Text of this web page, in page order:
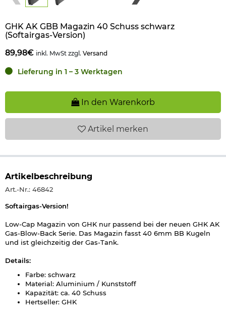
GHK AK GBB Magazin 40 Schuss schwarz
(Softairgas-Version)
89,98€ inkl. MwSt zzgl. Versand
Lieferung in 1 – 3 Werktagen
In den Warenkorb
Artikel merken
Artikelbeschreibung
Art.-Nr.: 46842
Softairgas-Version!
Low-Cap Magazin von GHK nur passend bei der neuen GHK AK
Gas-Blow-Back Serie. Das Magazin fasst 40 6mm BB Kugeln
und ist gleichzeitig der Gas-Tank.
Details:
Farbe: schwarz
Material: Aluminium / Kunststoff
Kapazität: ca. 40 Schuss
Hertseller: GHK